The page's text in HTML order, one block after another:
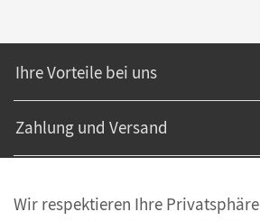
Ihre Vorteile bei uns
Zahlung und Versand
Wir respektieren Ihre Privatsphäre